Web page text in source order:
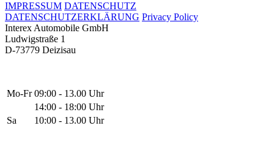
IMPRESSUM DATENSCHUTZ
DATENSCHUTZERKLÄRUNG Privacy Policy
Interex Automobile GmbH
Ludwigstraße 1
D-73779 Deizisau
Mo-Fr 09:00 - 13.00 Uhr
14:00 - 18:00 Uhr
Sa
10:00 - 13.00 Uhr